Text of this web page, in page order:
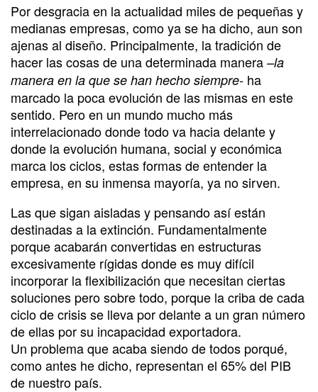
Por desgracia en la actualidad miles de pequeñas y
medianas empresas, como ya se ha dicho, aun son
ajenas al diseño. Principalmente, la tradición de
hacer las cosas de una determinada manera –la
manera en la que se han hecho siempre- ha
marcado la poca evolución de las mismas en este
sentido. Pero en un mundo mucho más
interrelacionado donde todo va hacia delante y
donde la evolución humana, social y económica
marca los ciclos, estas formas de entender la
empresa, en su inmensa mayoría, ya no sirven.
Las que sigan aisladas y pensando así están
destinadas a la extinción. Fundamentalmente
porque acabarán convertidas en estructuras
excesivamente rígidas donde es muy difícil
incorporar la flexibilización que necesitan ciertas
soluciones pero sobre todo, porque la criba de cada
ciclo de crisis se lleva por delante a un gran número
de ellas por su incapacidad exportadora.
Un problema que acaba siendo de todos porqué,
como antes he dicho, representan el 65% del PIB
de nuestro país.